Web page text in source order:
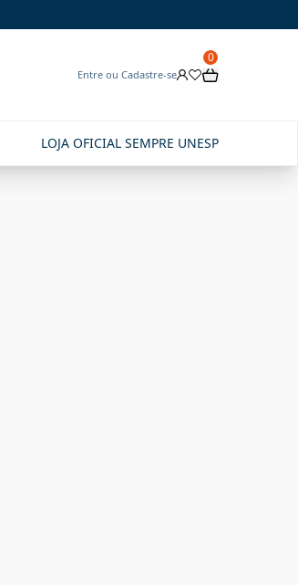
Entre ou Cadastre-se
0
LOJA OFICIAL SEMPRE UNESP